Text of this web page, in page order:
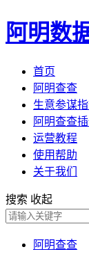
阿明数
首页
阿明查查
生意参谋
阿明查查
运营教程
使用帮助
关于我们
搜索 收起
阿明查查